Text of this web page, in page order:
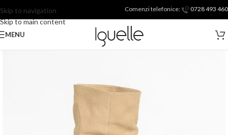
Skip to navigation
Skip to main content
Comenzi telefonice: 0728 493 460
MENU